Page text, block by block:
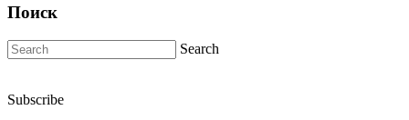
Поиск
Search
Subscribe